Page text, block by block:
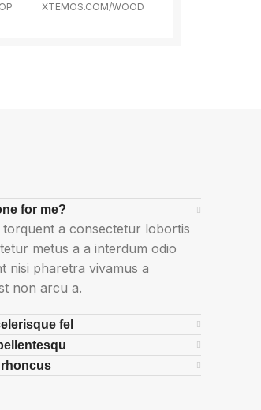
XTEMOS.COM/WOOD
for me?
torquent a consectetur lobortis
metus a a interdum odio
nisi pharetra vivamus a
non arcu a.
fel
rhoncus